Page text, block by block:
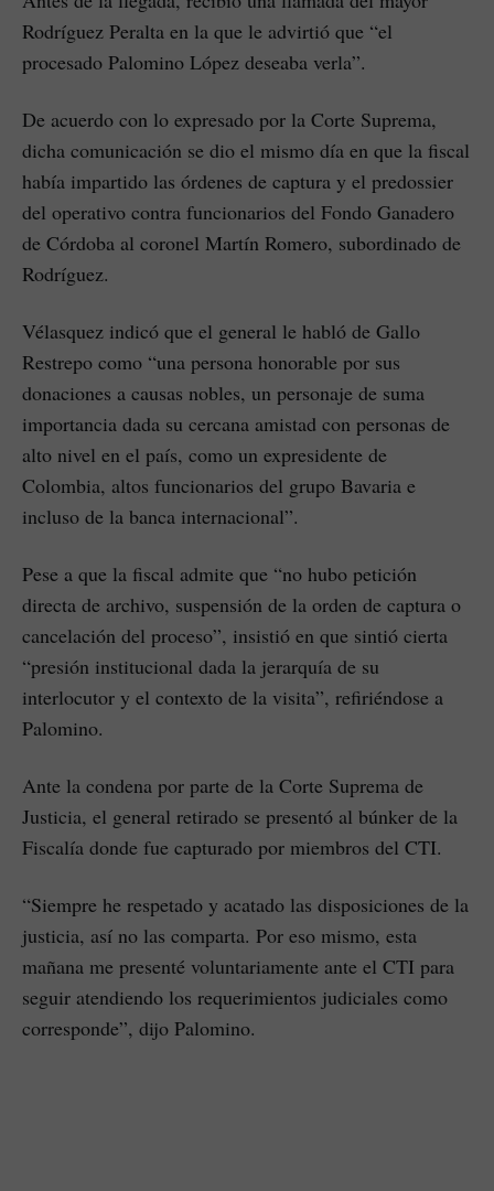
Rodríguez Peralta en la que le advirtió que “el
procesado Palomino López deseaba verla”.
De acuerdo con lo expresado por la Corte Suprema,
dicha comunicación se dio el mismo día en que la fiscal
había impartido las órdenes de captura y el predossier
del operativo contra funcionarios del Fondo Ganadero
de Córdoba al coronel Martín Romero, subordinado de
Rodríguez.
Vélasquez indicó que el general le habló de Gallo
Restrepo como “una persona honorable por sus
donaciones a causas nobles, un personaje de suma
importancia dada su cercana amistad con personas de
alto nivel en el país, como un expresidente de
Colombia, altos funcionarios del grupo Bavaria e
incluso de la banca internacional”.
Pese a que la fiscal admite que “no hubo petición
directa de archivo, suspensión de la orden de captura o
cancelación del proceso”, insistió en que sintió cierta
“presión institucional dada la jerarquía de su
interlocutor y el contexto de la visita”, refiriéndose a
Palomino.
Ante la condena por parte de la Corte Suprema de
Justicia, el general retirado se presentó al búnker de la
Fiscalía donde fue capturado por miembros del CTI.
“Siempre he respetado y acatado las disposiciones de la
justicia, así no las comparta. Por eso mismo, esta
mañana me presenté voluntariamente ante el CTI para
seguir atendiendo los requerimientos judiciales como
corresponde”, dijo Palomino.